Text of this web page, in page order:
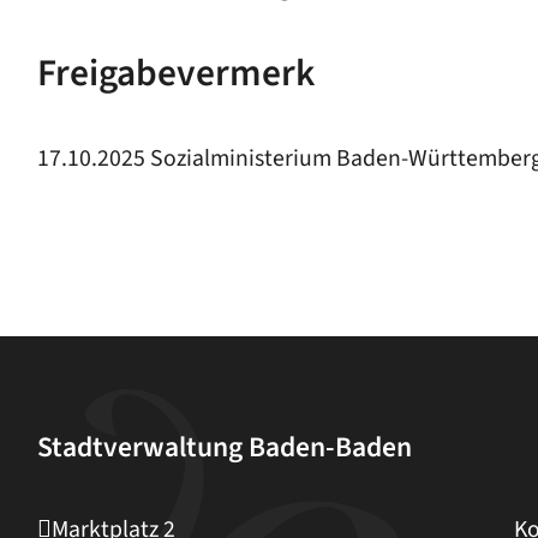
Freigabevermerk
17.10.2025 Sozialministerium Baden-
Stadtverwaltung Baden-Baden
Marktplatz 2